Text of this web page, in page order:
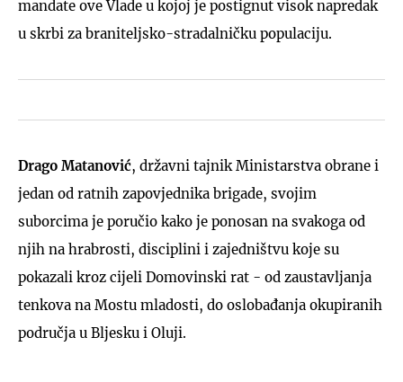
mandate ove Vlade u kojoj je postignut visok napredak
u skrbi za braniteljsko-stradalničku populaciju.
Drago Matanović, državni tajnik Ministarstva obrane i
jedan od ratnih zapovjednika brigade, svojim
suborcima je poručio kako je ponosan na svakoga od
njih na hrabrosti, disciplini i zajedništvu koje su
pokazali kroz cijeli Domovinski rat - od zaustavljanja
tenkova na Mostu mladosti, do oslobađanja okupiranih
područja u Bljesku i Oluji.